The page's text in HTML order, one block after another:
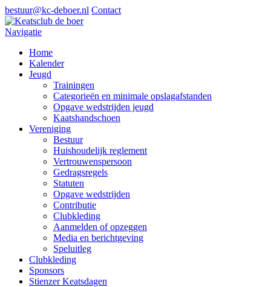
bestuur@kc-deboer.nl Contact
Navigatie
Home
Kalender
Jeugd
Trainingen
Categorieën en minimale opslagafstanden
Opgave wedstrijden jeugd
Kaatshandschoen
Vereniging
Bestuur
Huishoudelijk reglement
Vertrouwenspersoon
Gedragsregels
Statuten
Opgave wedstrijden
Contributie
Clubkleding
Aanmelden of opzeggen
Media en berichtgeving
Speluitleg
Clubkleding
Sponsors
Stienzer Keatsdagen